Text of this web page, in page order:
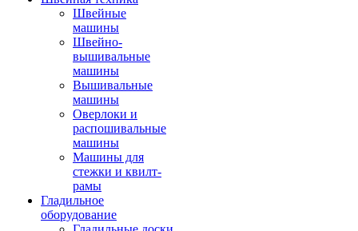
Швейные
машины
Швейно-
вышивальные
машины
Вышивальные
машины
Оверлоки и
распошивальные
машины
Машины для
стежки и квилт-
рамы
Гладильное
оборудование